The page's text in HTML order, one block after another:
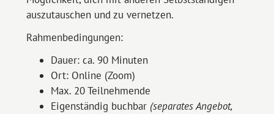
auszutauschen und zu vernetzen.
Rahmenbedingungen:
Dauer: ca. 90 Minuten
Ort: Online (Zoom)
Max. 20 Teilnehmende
Eigenständig buchbar (separates Angebot,